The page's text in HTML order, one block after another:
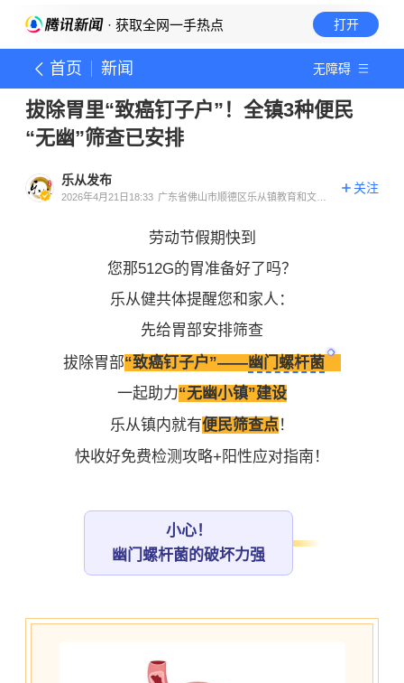
· 获取全网一手热点 打开
首页 新闻 无障碍
拔除胃里“致癌钉子户”！全镇3种便民
“无幽”筛查已安排
乐从发布
2026年4月21日18:33 广东省佛山市顺德区乐从镇教育和文体
关注
劳动节假期快到
您那512G的胃准备好了吗？
乐从健共体提醒您和家人：
先给胃部安排筛查
拔除胃部“致癌钉子户”——幽门螺杆菌
一起助力“无幽小镇”建设
乐从镇内就有便民筛查点！
快收好免费检测攻略+阳性应对指南！
小心！
幽门螺杆菌的破坏力强